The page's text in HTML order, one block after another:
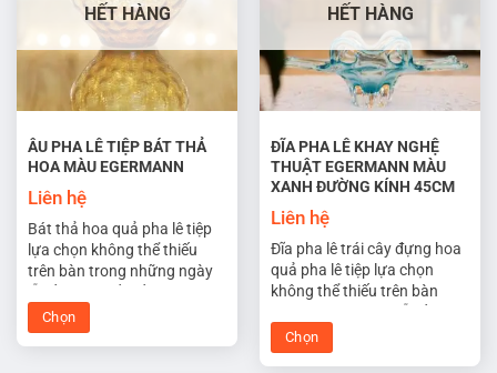
HẾT HÀNG
ÂU PHA LÊ TIỆP BÁT THẢ
HOA MÀU EGERMANN
Liên hệ
Bát thả hoa quả pha lê tiệp
lựa chọn không thể thiếu
trên bàn trong những ngày
tinh xảo và nghệ thuật khiến
nơi bày trí trở nên nổi bật và
Chọn
Sản
HẾT HÀNG
ĐĨA PHA LÊ KHAY NGHỆ
THUẬT EGERMANN MÀU
XANH ĐƯỜNG KÍNH 45CM
Liên hệ
Đĩa pha lê trái cây đựng hoa
quả pha lê tiệp lựa chọn
không thể thiếu trên bàn
thiết kế đặc biệt, tinh xảo và
nghệ thuật khiến nơi bày trí
Chọn
Sản